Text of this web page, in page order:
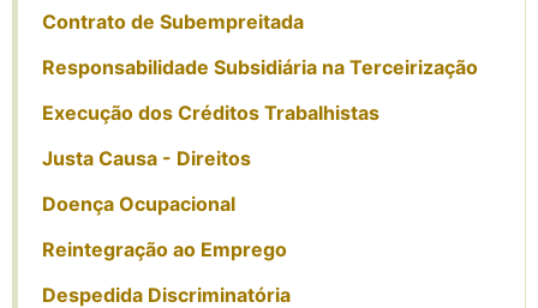
Contrato de Subempreitada
Responsabilidade Subsidiária na Terceirização
Execução dos Créditos Trabalhistas
Justa Causa - Direitos
Doença Ocupacional
Reintegração ao Emprego
Despedida Discriminatória